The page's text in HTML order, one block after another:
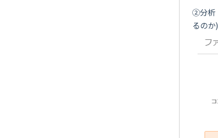
②分析
るの